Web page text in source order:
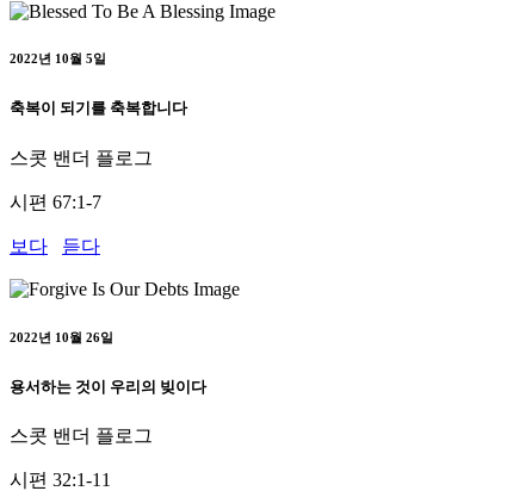
2022년 10월 5일
축복이 되기를 축복합니다
스콧 밴더 플로그
시편 67:1-7
보다 듣다
2022년 10월 26일
용서하는 것이 우리의 빚이다
스콧 밴더 플로그
시편 32:1-11